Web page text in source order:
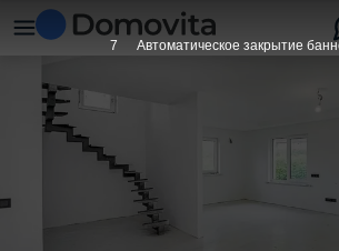
6 Автоматическое закрытие